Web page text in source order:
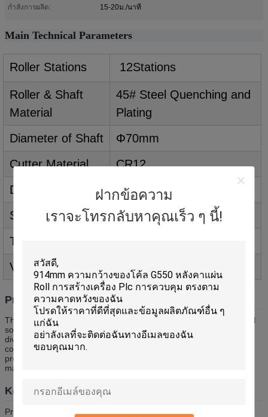
ฝากข้อความ
เราจะโทรกลับหาคุณเร็ว ๆ นี้!
กำลังการผลิต:
15-20ม./นาที
Main Technical Parameters
Roller Stations 12Stations
Roller & Shaft
Material
45# Steel Quenching and
Plating
Diameter of Shaft
Φ70mm
Cutter Material
CR12
Drive Type
Chain Drive
Speed
15-20m/min
Total Power
Voltage
380V 50Hz3Phases
Product Overview
The Wall Panel Roll Forming Machine is a highly efficient industrial
solution engineered for manufacturing wall panels used across
diverse construction applications. This robust equipment delivers
consistent precision and speed, making it ideal for large-scale
production facilities seeking to produce high-quality building
materials.
Key Features
Product Name: Wall Panel Roll Forming Machine